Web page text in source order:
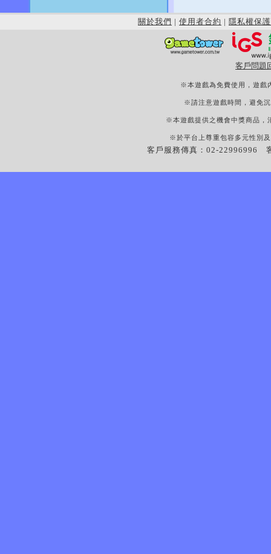
關於我們 | 使用者合約 | 隱私權保護
客戶問題
※本遊戲為免費使用，遊戲
※請注意遊戲時間，避免
※本遊戲提供之機會中獎商品，
※於平台上尊重包容多元性別
客戶服務傳真：02-22996996